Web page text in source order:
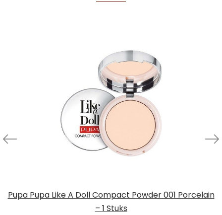
Pupa Pupa Like A Doll Compact Powder 001 Porcelain
– 1 Stuks